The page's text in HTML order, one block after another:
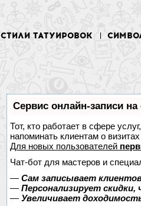
СТИЛИ ТАТУИРОВОК
Сервис онлайн-записи
Тот, кто работает в сфере
напоминать клиентам о
Для новых пользователей
Чат-бот для мастеров и
— Сам записывает
— Персонализирует
— Увеличивает